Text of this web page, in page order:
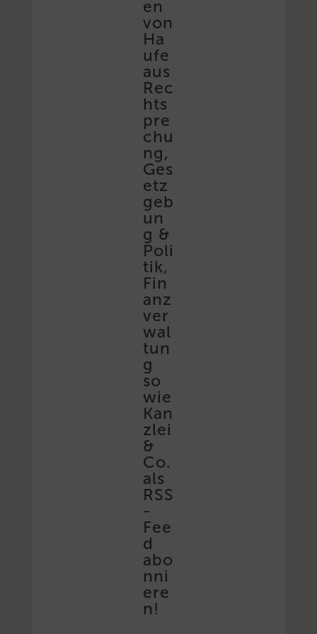
en
von
Ha
ufe
aus
Rec
hts
pre
chu
ng,
Ges
etz
geb
un
g &
Poli
tik,
Fin
anz
ver
wal
tun
g
so
wie
Kan
zlei
&
Co.
als
RSS
-
Fee
d
abo
nni
ere
n!